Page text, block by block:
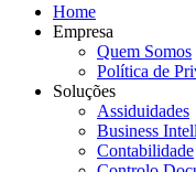
Home
Empresa
Quem Somos
Política de
Soluções
Assiduidades
Business
Contabilidade